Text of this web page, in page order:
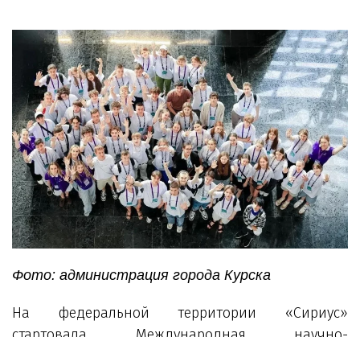
Фото: администрация города Курска
На федеральной территории «Сириус»